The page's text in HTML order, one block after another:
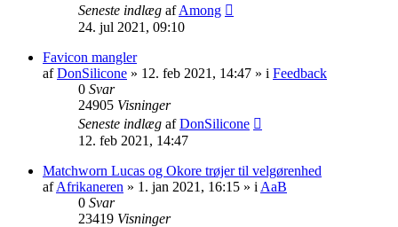
Seneste indlæg afAmong
24. jul 2021, 09:10
Favicon mangler
afDonSilicone » 12. feb 2021, 14:47 » i Feedback
0 Svar
24905 Visninger
Seneste indlæg afDonSilicone
12. feb 2021, 14:47
Matchworn Lucas og Okore trøjer til velgørenhed
afAfrikaneren » 1. jan 2021, 16:15 » i AaB
0 Svar
23419 Visninger